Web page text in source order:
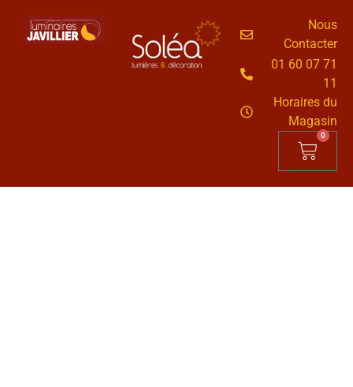
Nous
Contacter
01 60 07 71
11
Horaires du
Magasin
0